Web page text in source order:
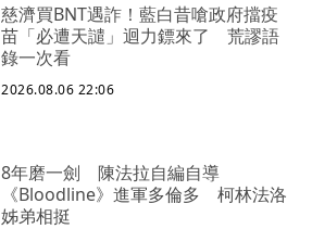
慈濟買BNT遇詐！藍白昔嗆政府擋疫
苗「必遭天譴」迴力鏢來了 荒謬語
錄一次看
2026.08.06 22:06
8年磨一劍 陳法拉自編自導
《Bloodline》進軍多倫多 柯林法洛
姊弟相挺